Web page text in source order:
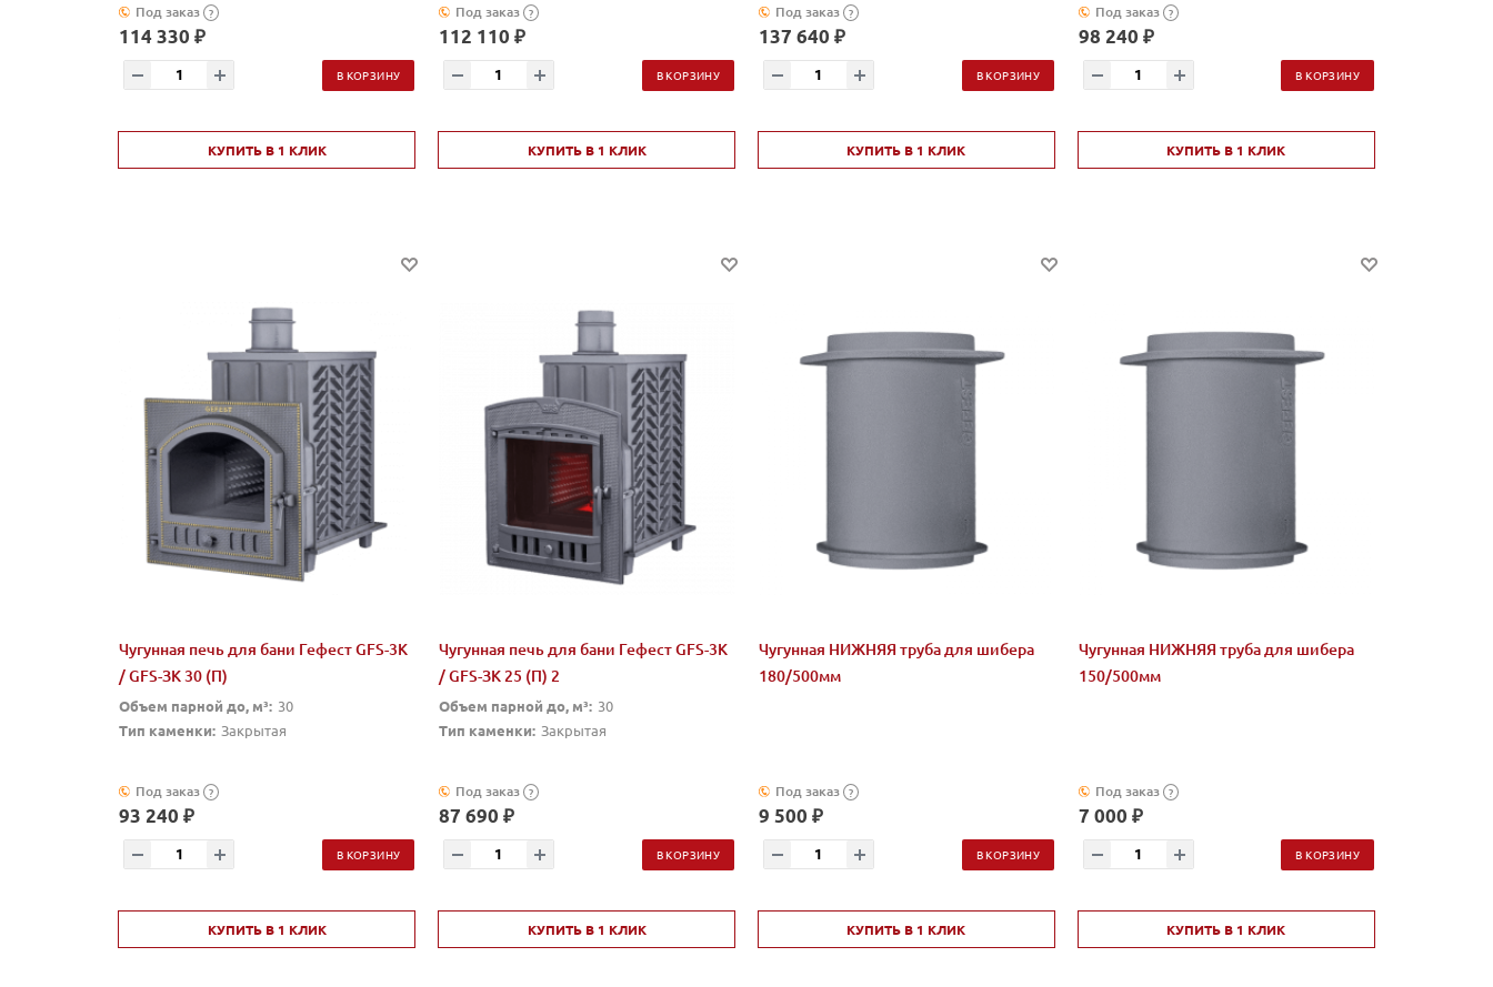
Под заказ ?
114 330 ₽
В КОРЗИНУ
КУПИТЬ В 1 КЛИК
Под заказ ?
112 110 ₽
В КОРЗИНУ
КУПИТЬ В 1 КЛИК
Под заказ ?
137 640 ₽
В КОРЗИНУ
КУПИТЬ В 1 КЛИК
Под заказ ?
98 240 ₽
В КОРЗИНУ
КУПИТЬ В 1 КЛИК
Чугунная печь для бани Гефест GFS-3K
/ GFS-ЗК 30 (П)
Объем парной до, м³: 30
Тип каменки: Закрытая
Под заказ ?
93 240 ₽
В КОРЗИНУ
КУПИТЬ В 1 КЛИК
Чугунная печь для бани Гефест GFS-3K
/ GFS-ЗК 25 (П) 2
Объем парной до, м³: 30
Тип каменки: Закрытая
Под заказ ?
87 690 ₽
В КОРЗИНУ
КУПИТЬ В 1 КЛИК
Чугунная НИЖНЯЯ труба для шибера
180/500мм
Под заказ ?
9 500 ₽
В КОРЗИНУ
КУПИТЬ В 1 КЛИК
Чугунная НИЖНЯЯ труба для шибера
150/500мм
Под заказ ?
7 000 ₽
В КОРЗИНУ
КУПИТЬ В 1 КЛИК